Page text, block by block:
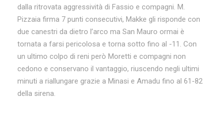
dalla ritrovata aggressività di Fassio e compagni. M.
Pizzaia firma 7 punti consecutivi, Makke gli risponde con
due canestri da dietro l’arco ma San Mauro ormai è
tornata a farsi pericolosa e torna sotto fino al -11. Con
un ultimo colpo di reni però Moretti e compagni non
cedono e conservano il vantaggio, riuscendo negli ultimi
minuti a riallungare grazie a Minasi e Amadu fino al 61-82
della sirena.